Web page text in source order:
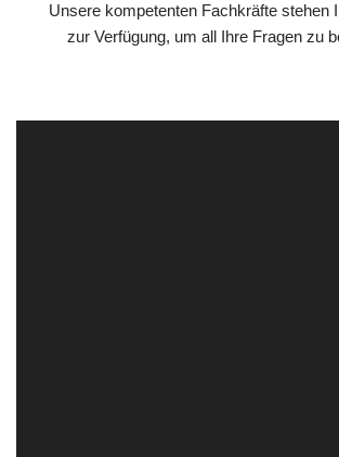
Unsere kompetenten Fachkräfte stehen
zur Verfügung, um all Ihre Fragen zu